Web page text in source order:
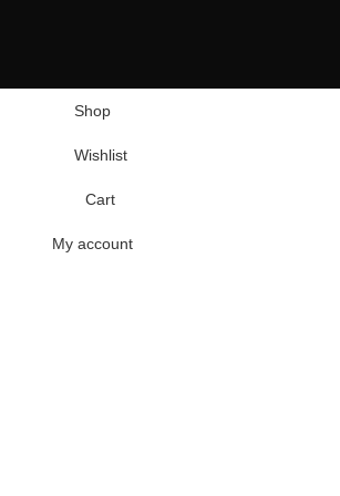
Shop
Wishlist
Cart
My account